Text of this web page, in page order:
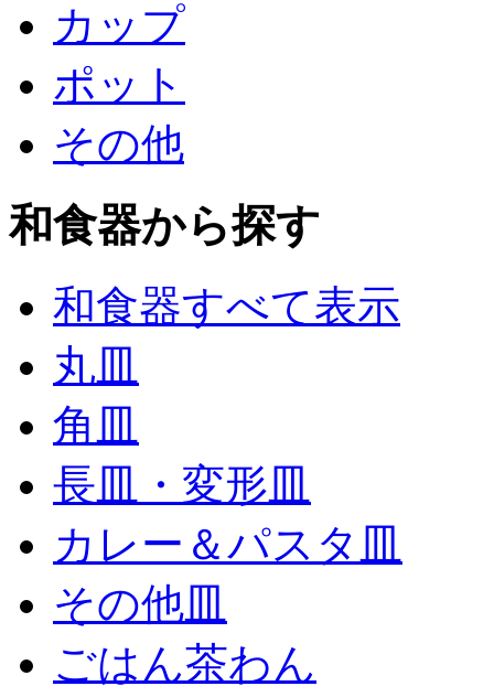
カップ
ポット
その他
和食器から探す
和食器すべて表示
丸皿
角皿
長皿・変形皿
カレー＆パスタ皿
その他皿
ごはん茶わん